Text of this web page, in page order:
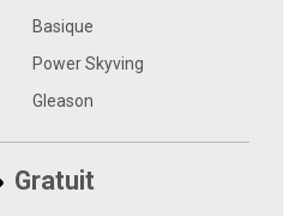
Basique
Power Skyving
Gleason
Gratuit